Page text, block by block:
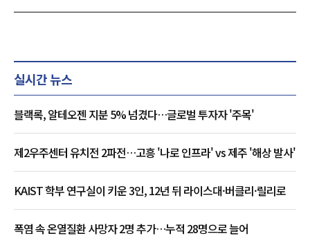
실시간 뉴스
블랙록, 알테오젠 지분 5% 넘겼다…글로벌 투자자 '주목'
제2우주센터 유치전 2파전…고흥 '나로 인프라' vs 제주 '해상 발사'
KAIST 학부 연구실이 키운 3인, 12년 뒤 라이스대·버클리·릴리로
폭염 속 온열질환 사망자 2명 추가…누적 28명으로 늘어